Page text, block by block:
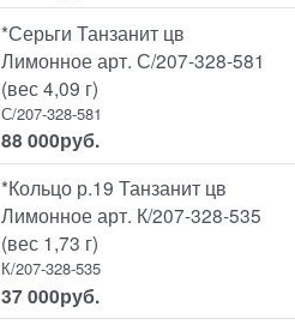
*Серьги Танзанит цв
Лимонное арт. С/207-328-581
(вес 4,09 г)
С/207-328-581
88 000руб.
*Кольцо р.19 Танзанит цв
Лимонное арт. К/207-328-535
(вес 1,73 г)
К/207-328-535
37 000руб.